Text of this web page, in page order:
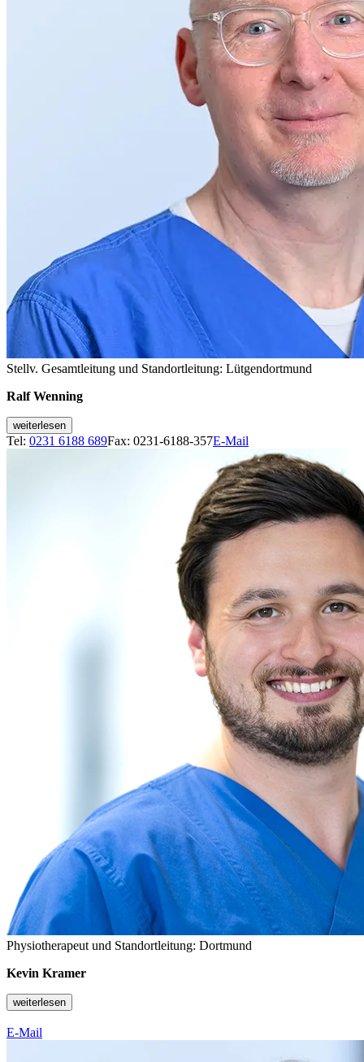
Stellv. Gesamtleitung und Standortleitung: Lütgendortmund
Ralf Wenning
weiterlesen
Tel: 0231 6188 689Fax: 0231-6188-357E-Mail
Physiotherapeut und Standortleitung: Dortmund
Kevin Kramer
weiterlesen
E-Mail